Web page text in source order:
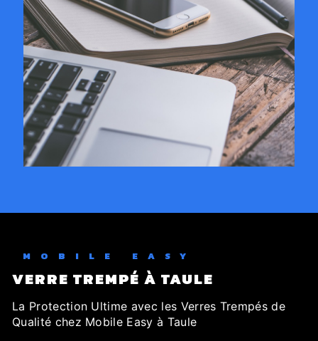
MOBILE EASY
VERRE TREMPÉ À TAULE
La Protection Ultime avec les Verres Trempés de
Qualité chez Mobile Easy à Taule